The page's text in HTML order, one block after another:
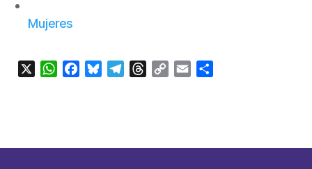
Mujeres
WhatsApp
FacebookBlueskyTelegramThreads
Copy Email